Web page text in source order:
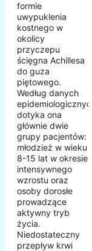
formie
uwypuklenia
kostnego w
okolicy
przyczepu
ścięgna Achillesa
do guza
piętowego.
Według danych
epidemiologicznych
dotyka ona
głównie dwie
grupy pacjentów:
młodzież w wieku
8-15 lat w okresie
intensywnego
wzrostu oraz
osoby dorosłe
prowadzące
aktywny tryb
życia.
Niedostateczny
przepływ krwi